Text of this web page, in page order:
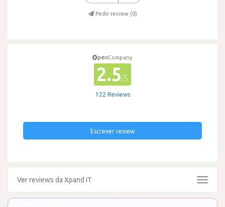
Pedir review (0)
penCompany
2.5/5
122 Reviews
Escrever review
Ver reviews da Xpand IT
Toggle